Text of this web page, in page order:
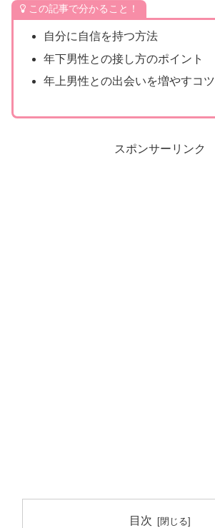
この記事で分かること！
自分に自信を持つ方法
年下男性との接し方のポイント
年上男性との出会いを増やすコツ
スポンサーリンク
目次